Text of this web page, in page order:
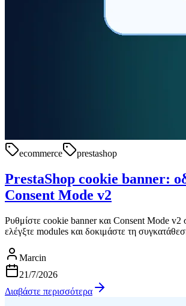
ecommerce prestashop
PrestaShop cookie banner:
Consent Mode v2
Ρυθμίστε cookie banner και Consent Mode v2
ελέγξτε modules και δοκιμάστε τη
Marcin
21/7/2026
Διαβάστε περισσότερα